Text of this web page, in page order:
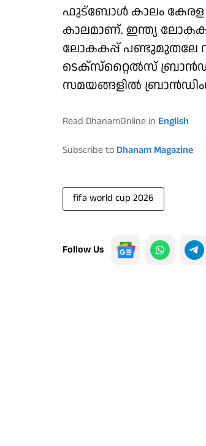
ഫുട്‌ബോള്‍ കാലം കേരള
കാലമാണ്. ഇന്ത്യ
ലോകകപ്പ്
ടെക്‌സ്‌റ്റൈല്‍സ്
സമയങ്ങളില്‍
Read DhanamOnline in English
Subscribe to Dhanam Magazine
fifa world cup 2026
Follow Us